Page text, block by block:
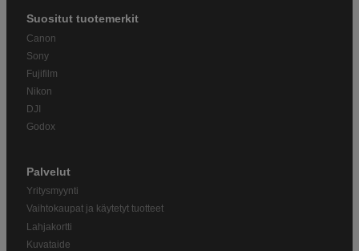
Suositut tuotemerkit
Canon
Sony
Fujifilm
Nikon
DJI
Godox
Palvelut
Yritysmyynti
Vaihtokaupat ja käytetyt tuotteet
Lahjakortti
Kuvataide